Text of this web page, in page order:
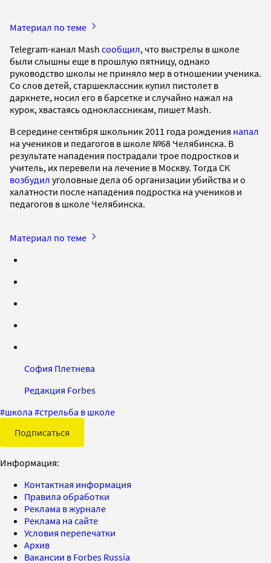
Материал по теме
Telegram-канал Mash сообщил, что выстрелы в школе
были слышны еще в прошлую пятницу, однако
руководство школы не приняло мер в отношении ученика.
Со слов детей, старшеклассник купил пистолет в
даркнете, носил его в барсетке и случайно нажал на
курок, хвастаясь одноклассникам, пишет Mash.
В середине сентября школьник 2011 года рождения напал
на учеников и педагогов в школе №68 Челябинска. В
результате нападения пострадали трое подростков и
учитель, их перевели на лечение в Москву. Тогда СК
возбудил уголовные дела об организации убийства и о
халатности после нападения подростка на учеников и
педагогов в школе Челябинска.
Материал по теме
София Плетнева
Редакция Forbes
#школа #стрельба в школе
Подписаться
Информация:
Контактная информация
Правила обработки
Реклама в журнале
Реклама на сайте
Условия перепечатки
Архив
Вакансии в Forbes Russia